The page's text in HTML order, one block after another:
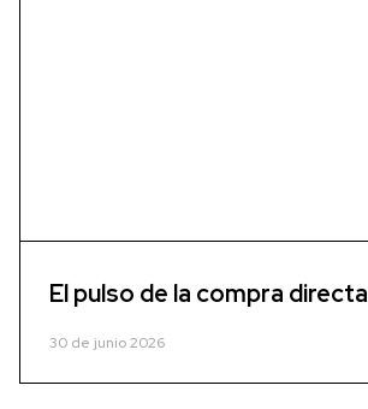
El pulso de la compra directa
30 de junio 2026